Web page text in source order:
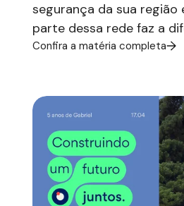
segurança da sua região
parte dessa rede faz a
Confira a matéria completa